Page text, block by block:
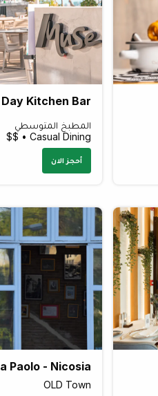
Kitchen Bar
المطبخ المتوسطي
Casual Dining • $$
أحجز الان
Paolo - Nicosia
OLD Town